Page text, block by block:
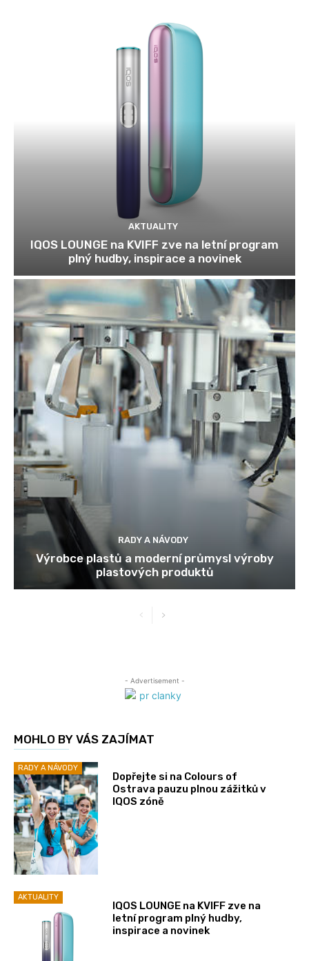
AKTUALITY
IQOS LOUNGE na KVIFF zve na letní program
plný hudby, inspirace a novinek
RADY A NÁVODY
Výrobce plastů a moderní průmysl výroby
plastových produktů
- Advertisement -
MOHLO BY VÁS ZAJÍMAT
RADY A NÁVODY
Dopřejte si na Colours of
Ostrava pauzu plnou zážitků v
IQOS zóně
AKTUALITY
IQOS LOUNGE na KVIFF zve na
letní program plný hudby,
inspirace a novinek